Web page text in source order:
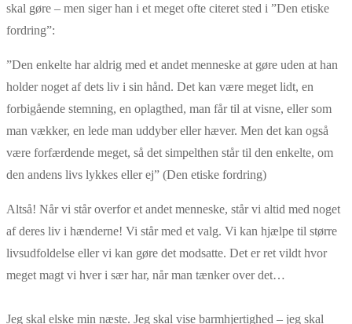
skal gøre – men siger han i et meget ofte citeret sted i ”Den etiske
fordring”:
”Den enkelte har aldrig med et andet menneske at gøre uden at han
holder noget af dets liv i sin hånd. Det kan være meget lidt, en
forbigående stemning, en oplagthed, man får til at visne, eller som
man vækker, en lede man uddyber eller hæver. Men det kan også
være forfærdende meget, så det simpelthen står til den enkelte, om
den andens livs lykkes eller ej” (Den etiske fordring)
Altså! Når vi står overfor et andet menneske, står vi altid med noget
af deres liv i hænderne! Vi står med et valg. Vi kan hjælpe til større
livsudfoldelse eller vi kan gøre det modsatte. Det er ret vildt hvor
meget magt vi hver i sær har, når man tænker over det…
Jeg skal elske min næste. Jeg skal vise barmhjertighed – jeg skal